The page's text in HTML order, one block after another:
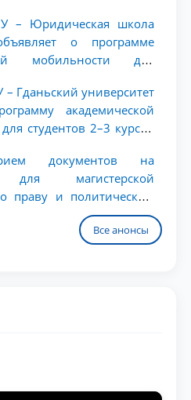
– Юридическая школа
о программе
мобильности для
Гданьский университет
академической
студентов 2–3 курсов
документов на
для магистерской
праву и политическим
Нагоя
Все анонсы